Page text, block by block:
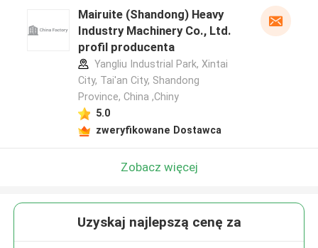
Mairuite (Shandong) Heavy
Industry Machinery Co., Ltd.
profil producenta
Yangliu Industrial Park, Xintai
City, Tai'an City, Shandong
Province, China ,Chiny
5.0
zweryfikowane Dostawca
Zobacz więcej
Uzyskaj najlepszą cenę za